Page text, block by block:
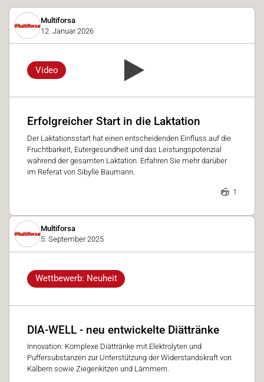
Multiforsa
12. Januar 2026
Video
Erfolgreicher Start in die Laktation
Der Laktationsstart hat einen entscheidenden Einfluss auf die
Fruchtbarkeit, Eutergesundheit und das Leistungspotenzial
während der gesamten Laktation. Erfahren Sie mehr darüber
im Referat von Sibylle Baumann.
1
Multiforsa
5. September 2025
Wettbewerb: Neuheit
DIA-WELL - neu entwickelte Diättränke
Innovation: Komplexe Diättränke mit Elektrolyten und
Puffersubstanzen zur Unterstützung der Widerstandskraft von
Kälbern sowie Ziegenkitzen und Lämmern.